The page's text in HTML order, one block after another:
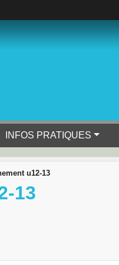
INFOS PRATIQUES
u12-13
13